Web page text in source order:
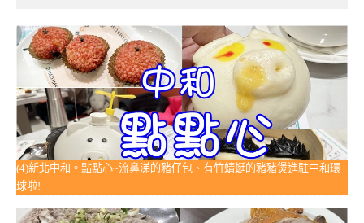
(4)新北中和。點點心~流鼻涕的豬仔包、有竹蜻蜓的豬豬煲進駐中和環
球啦!